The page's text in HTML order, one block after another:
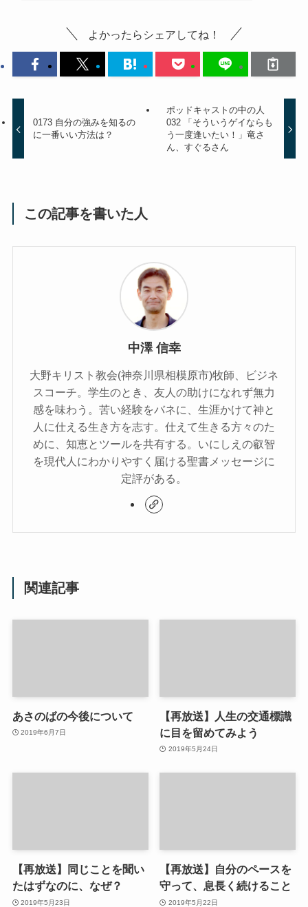
よかったらシェアしてね！
0173 自分の強みを知るの
に一番いい方法は？
ポッドキャストの中の人
032 「そういうゲイならも
う一度逢いたい！」竜さ
ん、すぐるさん
この記事を書いた人
中澤 信幸
大野キリスト教会(神奈川県相模原市)牧師、ビジネ
スコーチ。学生のとき、友人の助けになれず無力
感を味わう。苦い経験をバネに、生涯かけて神と
人に仕える生き方を志す。仕えて生きる方々のた
めに、知恵とツールを共有する。いにしえの叡智
を現代人にわかりやすく届ける聖書メッセージに
定評がある。
関連記事
あさのばの今後について
2019年6月7日
【再放送】人生の交通標識
に目を留めてみよう
2019年5月24日
【再放送】同じことを聞い
たはずなのに、なぜ？
2019年5月23日
【再放送】自分のペースを
守って、息長く続けること
2019年5月22日